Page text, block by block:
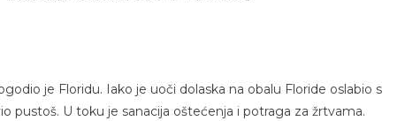
je Floridu. Iako je uoči dolaska na obalu Floride oslabio s
pustoš. U toku je sanacija oštećenja i potraga za žrtvama.